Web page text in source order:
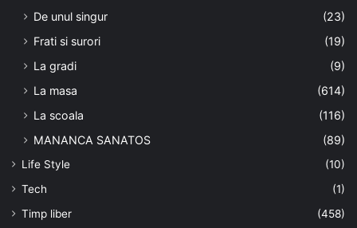
De unul singur
(23)
Frati si surori
(19)
La gradi
(9)
La masa
(614)
La scoala
(116)
MANANCA SANATOS
(89)
Life Style
(10)
Tech
(1)
Timp liber
(458)